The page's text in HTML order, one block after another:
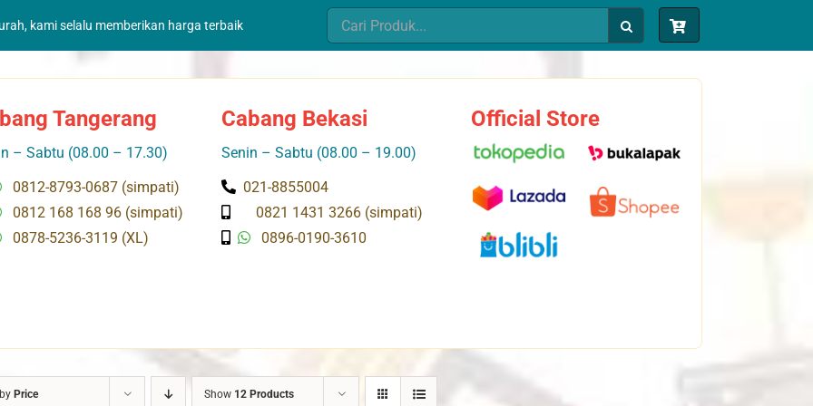
kami selalu memberikan harga terbaik
Search
for:
Tangerang
– Sabtu (08.00 – 17.30)
0812-8793-0687 (simpati)
0812 168 168 96 (simpati)
0878-5236-3119 (XL)
Cabang Bekasi
Senin – Sabtu (08.00 – 19.00)
021-8855004
0821 1431 3266 (simpati)
0896-0190-3610
Official Store
Price Show 12 Products